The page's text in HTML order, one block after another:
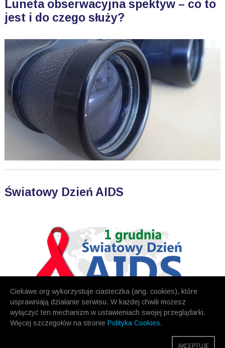
Ciekawe.org wykorzystuje ciasteczka (ang. cookies), które
usprawniają działanie serwisu. W każdej chwili możesz
wyłączyć ten mechanizm w ustawieniach swojej przeglądarki.
Więcej szczegołów na stronie Polityka Cookies.
AKCEPTUJĘ
Luneta obserwacyjna spektyw – co to
jest i do czego służy?
Światowy Dzień AIDS
NASTĘPNE